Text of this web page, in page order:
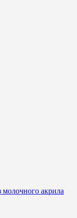
молочного акрила